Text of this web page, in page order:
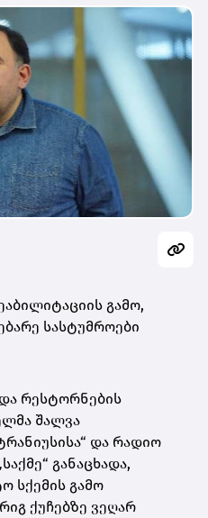
გამო,
სასტუმროები
რესტორნების
შალვა
და რადიო
განაცხადა,
სქემის გამო
ქუჩებზე ვეღარ